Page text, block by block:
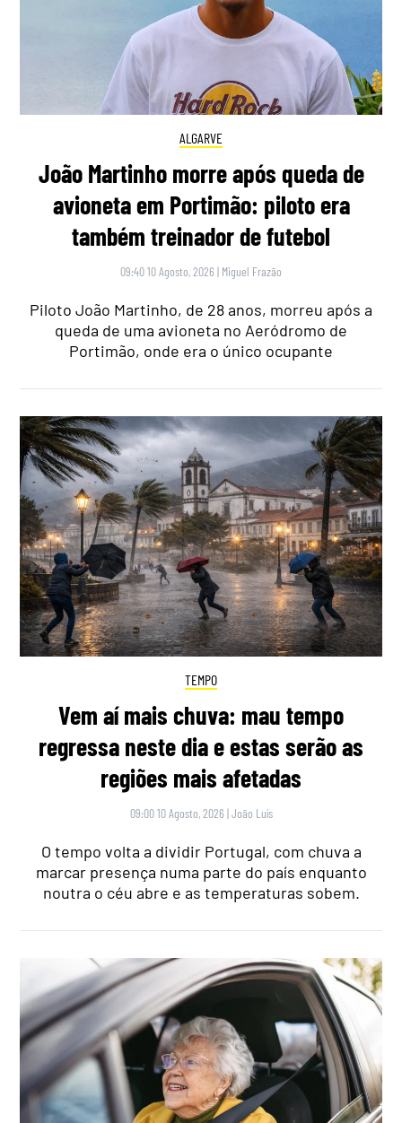
ALGARVE
João Martinho morre após queda de
avioneta em Portimão: piloto era
também treinador de futebol
09:40 10 Agosto, 2026 | Miguel Frazão
Piloto João Martinho, de 28 anos, morreu após a
queda de uma avioneta no Aeródromo de
Portimão, onde era o único ocupante
TEMPO
Vem aí mais chuva: mau tempo
regressa neste dia e estas serão as
regiões mais afetadas
09:00 10 Agosto, 2026 |João Luís
O tempo volta a dividir Portugal, com chuva a
marcar presença numa parte do país enquanto
noutra o céu abre e as temperaturas sobem.